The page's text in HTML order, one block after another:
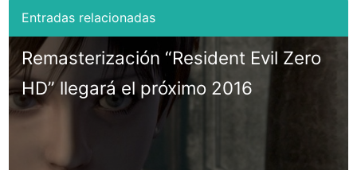
Remasterización “Resident Evil Zero
HD” llegará el próximo 2016